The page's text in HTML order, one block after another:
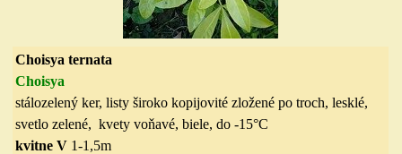
Choisya ternata
Choisya
stálozelený ker, listy široko kopijovité zložené po troch, lesklé,
svetlo zelené, kvety voňavé, biele, do -15°C
kvitne V 1-1,5m